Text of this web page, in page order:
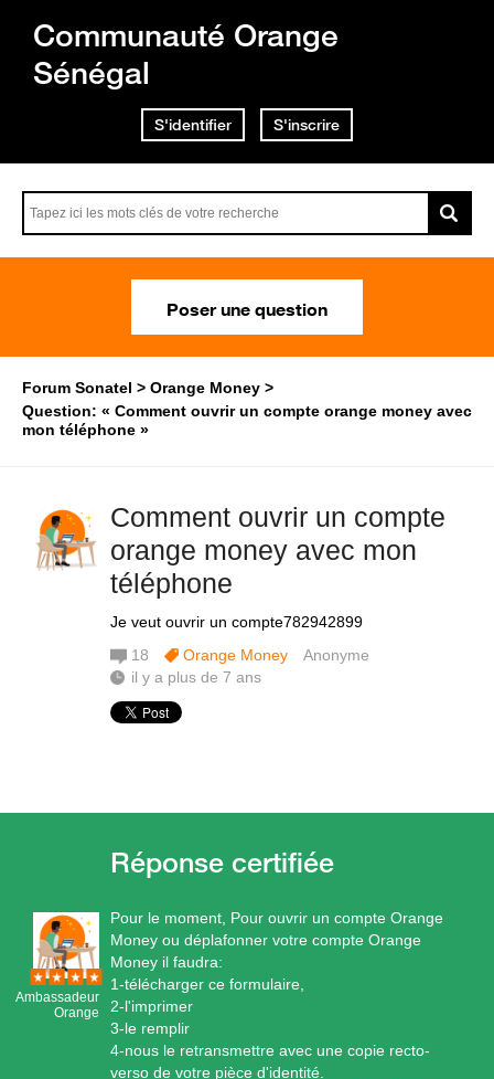
Communauté Orange
Sénégal
S'identifier S'inscrire
Poser une question
Forum Sonatel
Orange Money
Question: « Comment ouvrir un compte orange money avec
mon téléphone »
Comment ouvrir un compte
orange money avec mon
téléphone
Je veut ouvrir un compte782942899
18
Orange Money
Anonyme
il y a plus de 7 ans
Ambassadeur
Orange
Pour le moment, Pour ouvrir un compte Orange
Money ou déplafonner votre compte Orange
Money il faudra:
1-télécharger ce formulaire,
2-l'imprimer
3-le remplir
4-nous le retransmettre avec une copie recto-
verso de votre pièce d'identité.